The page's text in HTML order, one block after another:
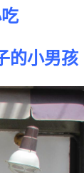
的小男孩